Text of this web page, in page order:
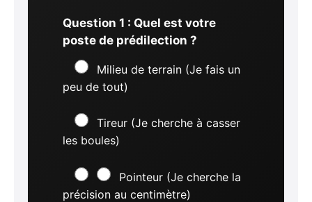
Question 1 : Quel est votre
poste de prédilection ?
Milieu de terrain (Je fais un
peu de tout)
Tireur (Je cherche à casser
les boules)
Pointeur (Je cherche la
précision au centimètre)